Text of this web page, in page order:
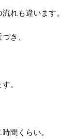
れも違います。
き、
。
間くらい。